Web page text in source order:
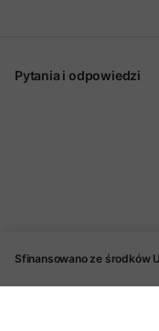
Pytania i odpowiedzi
Sfinansowano ze środków